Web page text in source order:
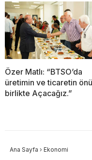
Özer Matlı: “BTSO’da
üretimin ve ticaretin
birlikte Açacağız.”
Ana Sayfa › Ekonomi